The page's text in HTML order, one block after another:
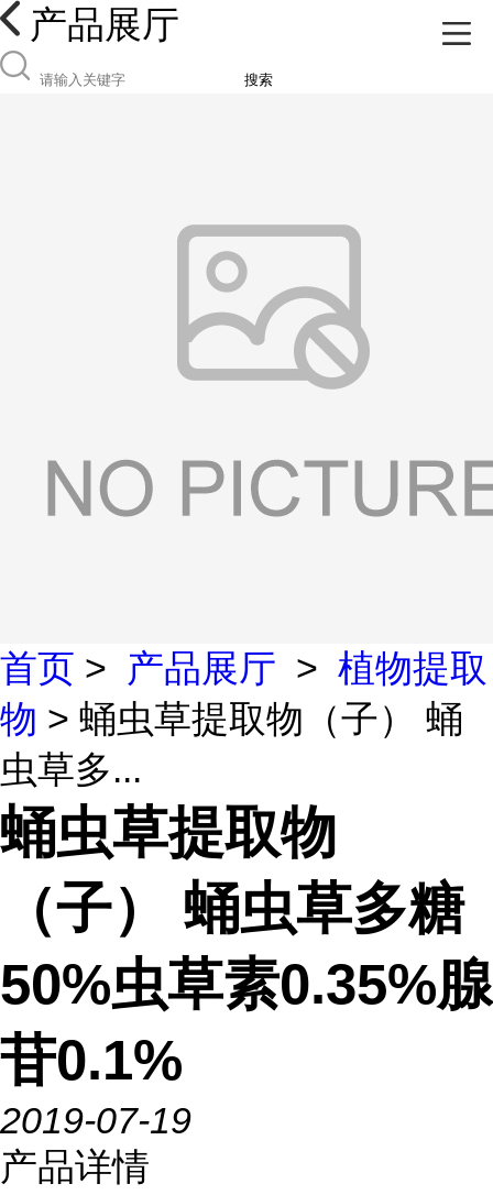
产品展厅
搜索
首页 > 产品展厅 > 植物提取
物 > 蛹虫草提取物（子） 蛹
虫草多...
蛹虫草提取物
（子） 蛹虫草多糖
50%虫草素0.35%腺
苷0.1%
2019-07-19
产品详情